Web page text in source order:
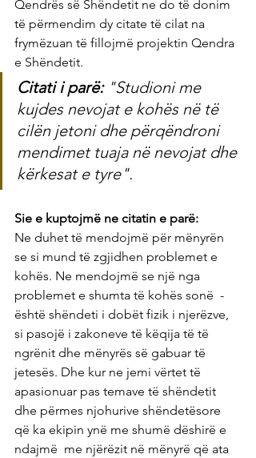
Qendrës së Shëndetit ne do të donim
të përmendim dy citate të cilat na
frymëzuan të fillojmë projektin Qendra
e Shëndetit.
Citati i parë: "Studioni me
kujdes nevojat e kohës në të
cilën jetoni dhe përqëndroni
mendimet tuaja në nevojat dhe
kërkesat e tyre".
Sie e kuptojmë ne citatin e parë:
Ne duhet të mendojmë për mënyrën
se si mund të zgjidhen problemet e
kohës. Ne mendojmë se një nga
problemet e shumta të kohës sonë  -
është shëndeti i dobët fizik i njerëzve,
si pasojë i zakoneve të këqija të të
ngrënit dhe mënyrës së gabuar të
jetesës. Dhe kur ne jemi vërtet të
apasionuar pas temave të shëndetit
dhe përmes njohurive shëndetësore
që ka ekipin ynë me shumë dëshirë e
ndajmë  me njërëzit në mënyrë që ata